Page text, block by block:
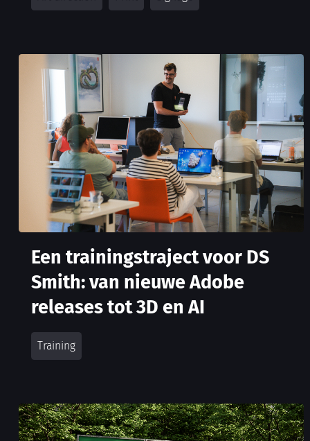
Een trainingstraject voor DS
Smith: van nieuwe Adobe
releases tot 3D en AI
Training